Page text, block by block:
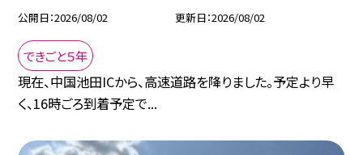
公開日 2026/08/02 更新日 2026/08/02
できごと５年
現在、中国池田ICから、高速道路を降りました。予定より早
く、16時ごろ到着予定で...